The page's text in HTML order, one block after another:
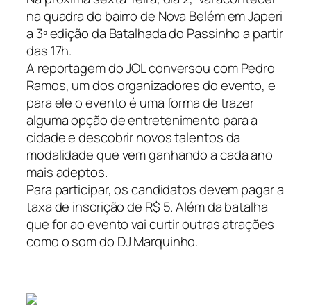
na quadra do bairro de Nova Belém em Japeri
a 3º edição da Batalhada do Passinho a partir
das 17h.
A reportagem do JOL conversou com Pedro
Ramos, um dos organizadores do evento, e
para ele o evento é uma forma de trazer
alguma opção de entretenimento para a
cidade e descobrir novos talentos da
modalidade que vem ganhando a cada ano
mais adeptos.
Para participar, os candidatos devem pagar a
taxa de inscrição de R$ 5. Além da batalha
que for ao evento vai curtir outras atrações
como o som do DJ Marquinho.